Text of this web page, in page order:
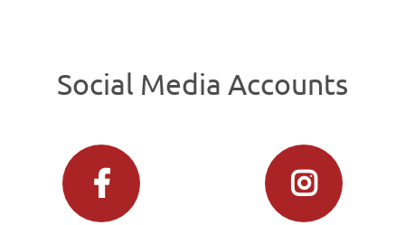
Social Media Accounts